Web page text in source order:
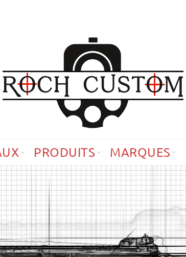
PRODUITS MARQUES